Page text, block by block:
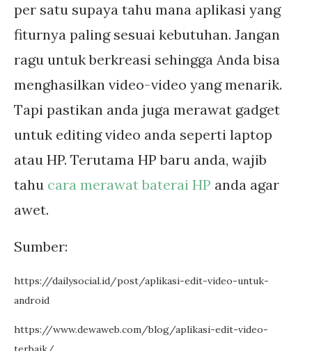
per satu supaya tahu mana aplikasi yang
fiturnya paling sesuai kebutuhan. Jangan
ragu untuk berkreasi sehingga Anda bisa
menghasilkan video-video yang menarik.
Tapi pastikan anda juga merawat gadget
untuk editing video anda seperti laptop
atau HP. Terutama HP baru anda, wajib
tahu cara merawat baterai HP anda agar
awet.
Sumber:
https://dailysocial.id/post/aplikasi-edit-video-untuk-
android
https://www.dewaweb.com/blog/aplikasi-edit-video-